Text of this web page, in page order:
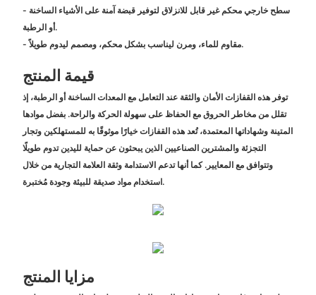
- سطح خارجي محكم غير قابل للانزلاق لتوفير قبضة آمنة على الأشياء الساخنة
أو الرطبة.
- مقاوم للماء، ومرن ليناسب بشكل محكم، ومصمم ليدوم طويلاً.
قيمة المنتج
توفر هذه القفازات الأمان والثقة عند التعامل مع المعدات الساخنة أو الرطبة، إذ
تقلل من مخاطر الحروق مع الحفاظ على سهولة الحركة والراحة. بفضل موادها
المتينة وشهاداتها المعتمدة، تُعد هذه القفازات خيارًا موثوقًا به للمستهلكين وتجار
التجزئة والمشترين الصناعيين الذين يبحثون عن حماية لليدين تدوم طويلًا
وتتوافق مع المعايير. كما أنها تدعم الاستدامة وثقة العلامة التجارية من خلال
استخدام مواد صديقة للبيئة وجودة مُختبرة.
مزايا المنتج